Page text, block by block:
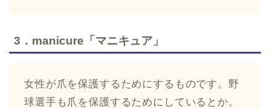
3．manicure「マニキュア」
女性が爪を保護するためにするものです。野
球選手も爪を保護するためにしているとか。